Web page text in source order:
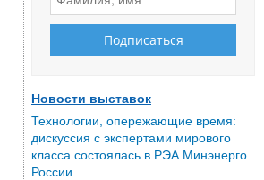
Новости выставок
Технологии, опережающие время:
дискуссия с экспертами мирового
класса состоялась в РЭА Минэнерго
России